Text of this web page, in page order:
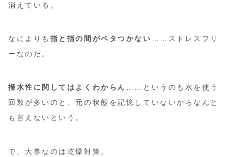
消えている。
なによりも 指と指の間がベタつかない
……ストレスフリ
ーなのだ。
撥水性に関してはよくわからん ……というのも水を使う
回数が多いのと、元の状態を記憶していないからなんと
も言えないという。
で、大事なのは乾燥対策。